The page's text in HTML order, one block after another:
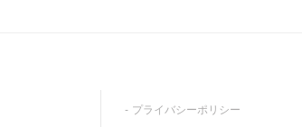
プライバシーポリシー